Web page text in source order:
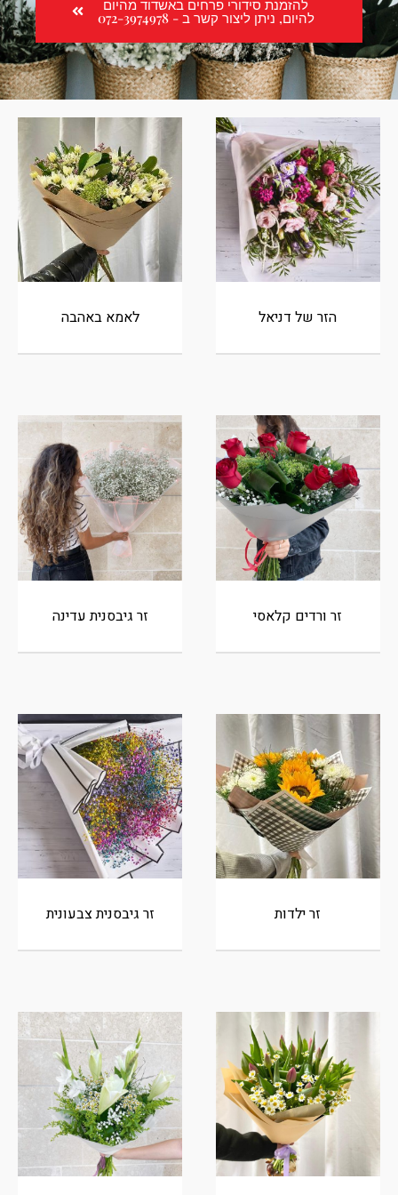
להזמנת סידורי פרחים באשדוד מהיום
להיום, ניתן ליצור קשר ב - 072-3974978
הזר של דניאל לאמא באהבה
זר ורדים קלאסי זר גיבסנית עדינה
זר ילדות זר גיבסנית צבעונית